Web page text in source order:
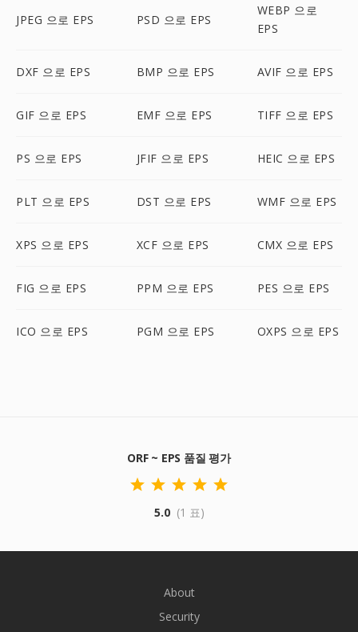
JPEG 으로 EPS PSD 으로 EPS
WEBP 으로
EPS
DXF 으로 EPS BMP 으로 EPS AVIF 으로 EPS
GIF 으로 EPS EMF 으로 EPS TIFF 으로 EPS
PS 으로 EPS JFIF 으로 EPS HEIC 으로 EPS
PLT 으로 EPS DST 으로 EPS WMF 으로 EPS
XPS 으로 EPS XCF 으로 EPS CMX 으로 EPS
FIG 으로 EPS PPM 으로 EPS PES 으로 EPS
ICO 으로 EPS PGM 으로 EPS OXPS 으로 EPS
ORF ~ EPS 품질 평가
5.0 (1 표)
About
Security